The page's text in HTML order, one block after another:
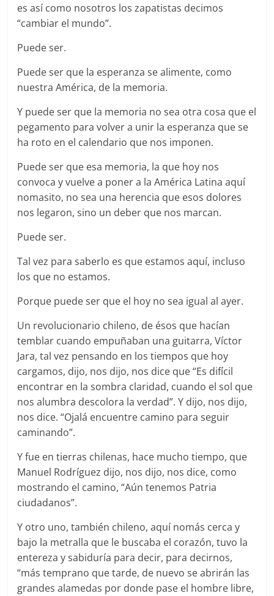
es así como nosotros los zapatistas decimos
“cambiar el mundo”.
Puede ser.
Puede ser que la esperanza se alimente, como
nuestra América, de la memoria.
Y puede ser que la memoria no sea otra cosa que el
pegamento para volver a unir la esperanza que se
ha roto en el calendario que nos imponen.
Puede ser que esa memoria, la que hoy nos
convoca y vuelve a poner a la América Latina aquí
nomasito, no sea una herencia que esos dolores
nos legaron, sino un deber que nos marcan.
Puede ser.
Tal vez para saberlo es que estamos aquí, incluso
los que no estamos.
Porque puede ser que el hoy no sea igual al ayer.
Un revolucionario chileno, de ésos que hacían
temblar cuando empuñaban una guitarra, Víctor
Jara, tal vez pensando en los tiempos que hoy
cargamos, dijo, nos dijo, nos dice que “Es difícil
encontrar en la sombra claridad, cuando el sol que
nos alumbra descolora la verdad”. Y dijo, nos dijo,
nos dice. “Ojalá encuentre camino para seguir
caminando”.
Y fue en tierras chilenas, hace mucho tiempo, que
Manuel Rodríguez dijo, nos dijo, nos dice, como
mostrando el camino, “Aún tenemos Patria
ciudadanos”.
Y otro uno, también chileno, aquí nomás cerca y
bajo la metralla que le buscaba el corazón, tuvo la
entereza y sabiduría para decir, para decirnos,
“más temprano que tarde, de nuevo se abrirán las
grandes alamedas por donde pase el hombre libre,